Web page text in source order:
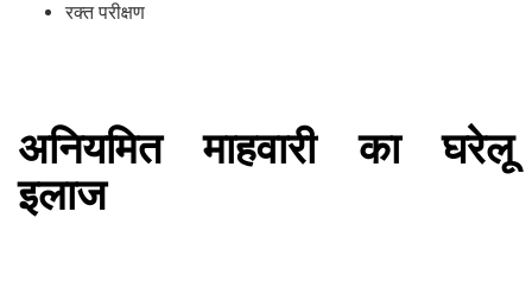
रक्त परीक्षण
अनियमित माहवारी का घरेलू
इलाज